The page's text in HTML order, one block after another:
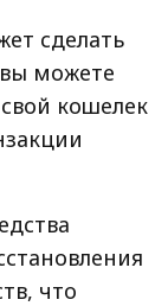
сделать
можете
кошелек
что